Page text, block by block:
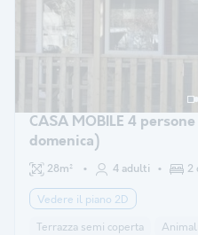
CASA MOBILE 4
domenica)
28m² 4 adulti 2
Vedere il piano 2D
Terrazza semi coperta